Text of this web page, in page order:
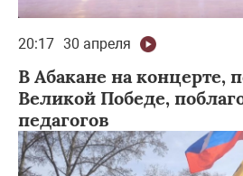
20:17 30 апреля
В Абакане на концерте,
Великой Победе,
педагогов